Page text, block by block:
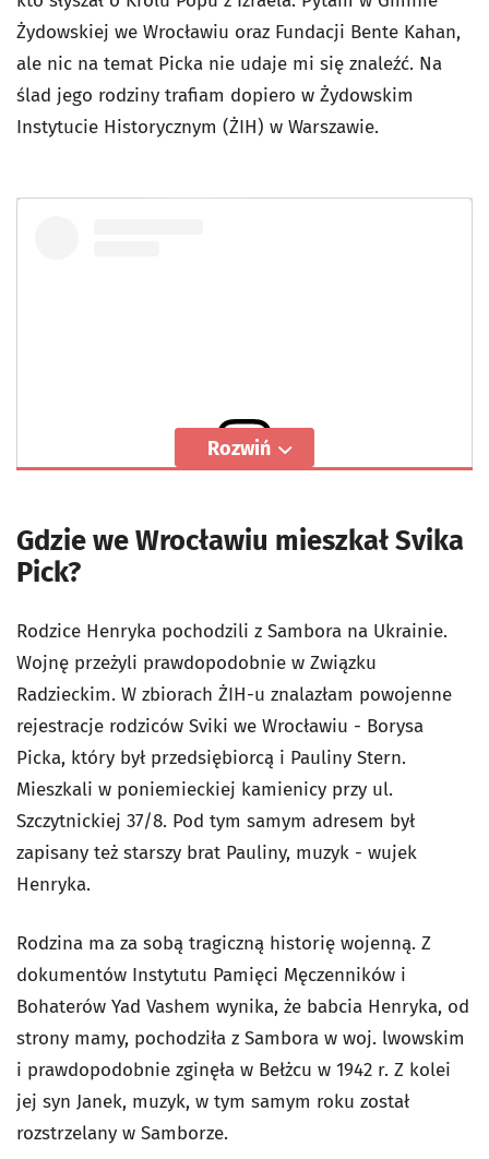
Żydowskiej we Wrocławiu oraz Fundacji Bente Kahan,
ale nic na temat Picka nie udaje mi się znaleźć. Na
ślad jego rodziny trafiam dopiero w Żydowskim
Instytucie Historycznym (ŻIH) w Warszawie.
Rozwiń
Gdzie we Wrocławiu mieszkał Svika
Pick?
Rodzice Henryka pochodzili z Sambora na Ukrainie.
Wojnę przeżyli prawdopodobnie w Związku
Radzieckim. W zbiorach ŻIH-u znalazłam powojenne
rejestracje rodziców Sviki we Wrocławiu - Borysa
Picka, który był przedsiębiorcą i Pauliny Stern.
Mieszkali w poniemieckiej kamienicy przy ul.
Szczytnickiej 37/8. Pod tym samym adresem był
zapisany też starszy brat Pauliny, muzyk - wujek
Henryka.
Rodzina ma za sobą tragiczną historię wojenną. Z
dokumentów Instytutu Pamięci Męczenników i
Bohaterów Yad Vashem wynika, że babcia Henryka, od
strony mamy, pochodziła z Sambora w woj. lwowskim
i prawdopodobnie zginęła w Bełżcu w 1942 r. Z kolei
jej syn Janek, muzyk, w tym samym roku został
rozstrzelany w Samborze.